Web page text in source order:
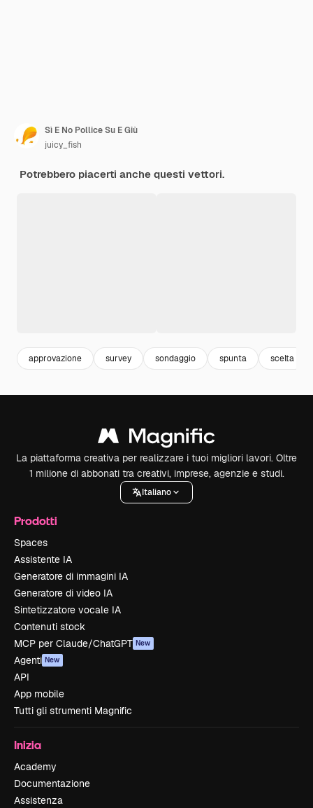
Sì E No Pollice Su E Giù
juicy_fish
Potrebbero piacerti anche questi vettori.
approvazione survey sondaggio spunta scelta
La piattaforma creativa per realizzare i tuoi migliori lavori. Oltre
1 milione di abbonati tra creativi, imprese, agenzie e studi.
Italiano
Prodotti
Spaces
Assistente IA
Generatore di immagini IA
Generatore di video IA
Sintetizzatore vocale IA
Contenuti stock
MCP per Claude/ChatGPT New
Agenti New
API
App mobile
Tutti gli strumenti Magnific
Inizia
Academy
Documentazione
Assistenza